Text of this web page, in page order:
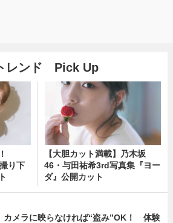
レンド Pick Up
り下
【大胆カット満載】乃木坂
46・与田祐希3rd写真集『ヨー
ダ』公開カット
カメラに映らなければ“盗み”OK！ 体験